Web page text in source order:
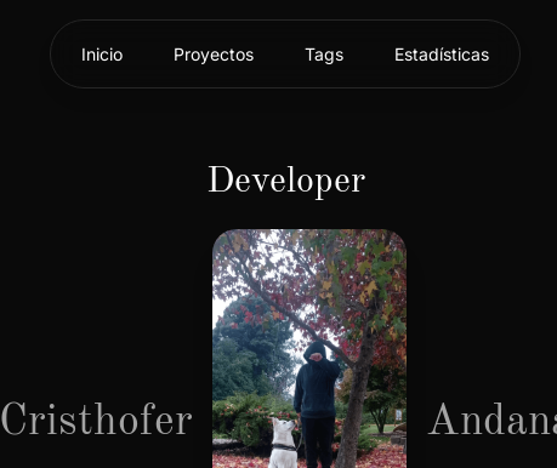
Inicio Proyectos Tags Estadísticas
Developer
Cristhofer